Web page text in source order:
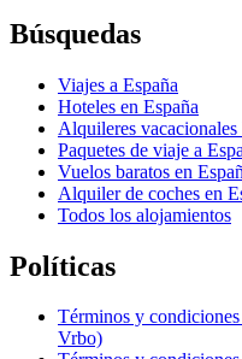
Búsquedas
Viajes a España
Hoteles en España
Alquileres vacacionales
Paquetes de viaje a
Vuelos baratos en
Alquiler de coches en
Todos los alojamientos
Políticas
Términos y condiciones
Vrbo)